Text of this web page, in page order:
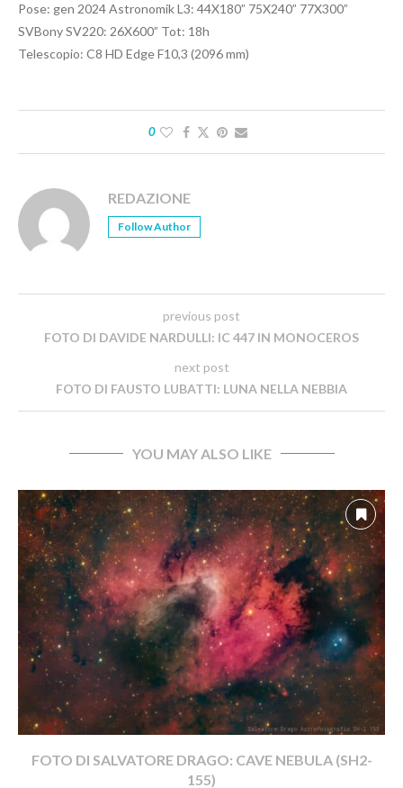
Pose: gen 2024 Astronomik L3: 44X180” 75X240” 77X300”
SVBony SV220: 26X600” Tot: 18h
Telescopio: C8 HD Edge F10,3 (2096 mm)
0
REDAZIONE
Follow Author
previous post
FOTO DI DAVIDE NARDULLI: IC 447 IN MONOCEROS
next post
FOTO DI FAUSTO LUBATTI: LUNA NELLA NEBBIA
YOU MAY ALSO LIKE
FOTO DI SALVATORE DRAGO: CAVE NEBULA (SH2-
155)